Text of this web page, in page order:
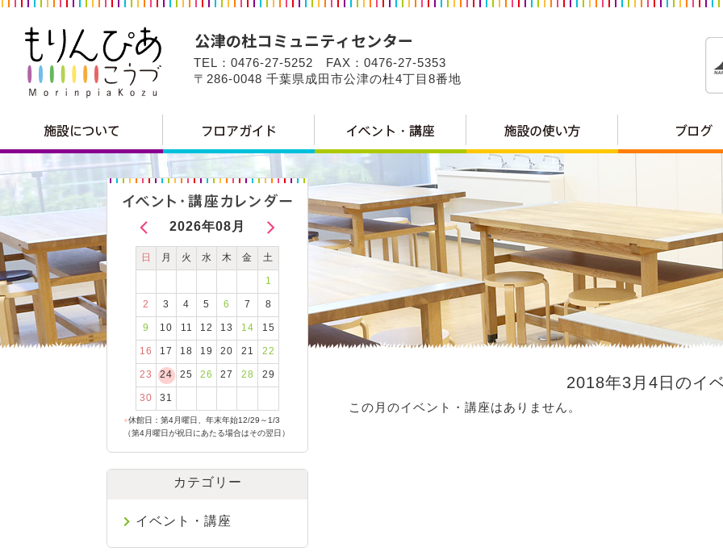
TEL：0476-27-5252 FAX：0476-27-5353
〒286-0048 千葉県成田市公津の杜4丁目8番地
2018年3月4日のイ
この月のイベント・講座はありません。
2026年08月
日 月 火 水 木 金 土
1
2 3 4 5 6 7 8
9 10 11 12 13 14 15
16 17 18 19 20 21 22
23 24 25 26 27 28 29
30 31
●休館日：第4月曜日、年末年始12/29～1/3
（第4月曜日が祝日にあたる場合はその翌日）
カテゴリー
イベント・講座